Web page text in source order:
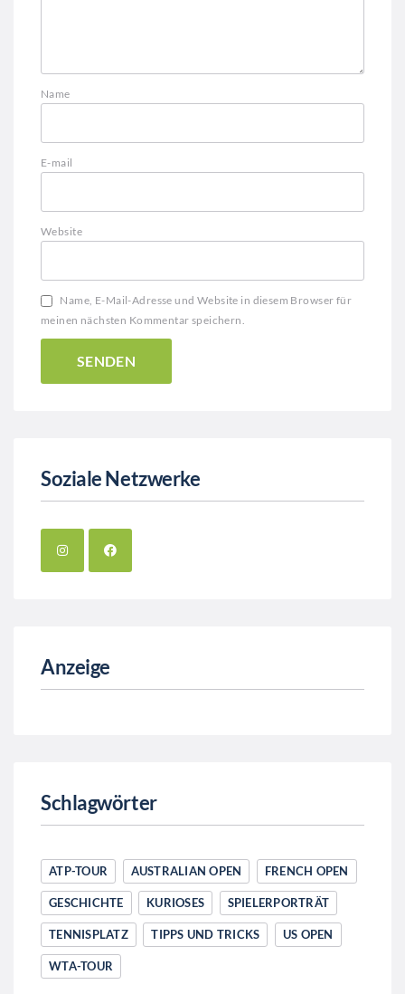
Name
E-mail
Website
Name, E-Mail-Adresse und Website in diesem Browser für
meinen nächsten Kommentar speichern.
Soziale Netzwerke
Anzeige
Schlagwörter
ATP-TOUR AUSTRALIAN OPEN FRENCH OPEN
GESCHICHTE KURIOSES SPIELERPORTRÄT
TENNISPLATZ TIPPS UND TRICKS US OPEN
WTA-TOUR